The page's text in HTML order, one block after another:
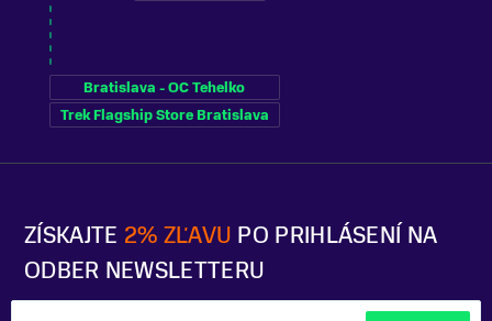
ZÍSKAJTE 2% ZĽAVU PO PRIHLÁSENÍ NA
ODBER NEWSLETTERU
Bratislava - OC Tehelko
Trek Flagship Store Bratislava